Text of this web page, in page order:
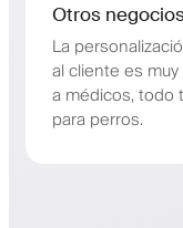
Otros
La
al cliente es
a médicos, todo
para perros.